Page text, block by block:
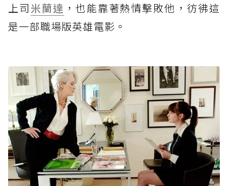
上司米蘭達 ，也能靠著熱情擊敗他，彷彿這
是一部職場版英雄電影。